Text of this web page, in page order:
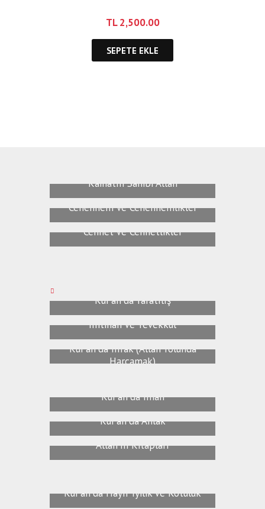
TL2,500.00
SEPETE EKLE
Kainatın Sahibi Allah
Cehennem ve Cehennemlikler
Cennet Ve Cennetlikler
Kur'an'da Yaratılış
İmtihan Ve Tevekkül
Kur'an'da İnfak (Allah Yolunda
Harçamak)
Kur'an'da İman
Kur'an'da Ahlak
Allah'ın Kitapları
Kur'an'da Hayır İyilik Ve Kötülük